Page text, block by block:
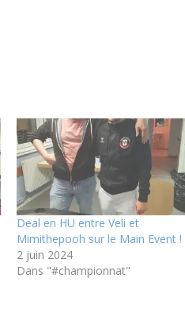
Deal en HU entre Veli et
Mimithepooh sur le Main Event !
2 juin 2024
Dans "#championnat"